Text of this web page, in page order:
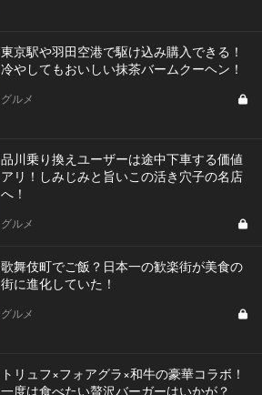
東京駅や羽田空港で駆け込み購入できる！
冷やしてもおいしい抹茶バームクーヘン！
グルメ
品川乗り換えユーザーは途中下車する価値
アリ！しみじみと旨いこの活き穴子の名店
へ！
グルメ
歌舞伎町でご飯？日本一の歓楽街が美食の
街に進化していた！
グルメ
トリュフ×フォアグラ×和牛の豪華コラボ！
一度は食べたい贅沢バーガーはいかが？